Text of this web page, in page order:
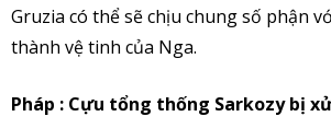
Gruzia có thể sẽ chịu chung số phận
thành vệ tinh của Nga.
Pháp : Cựu tổng thống Sarkozy bị